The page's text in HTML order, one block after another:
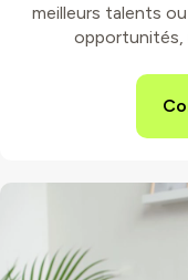
meilleurs talents
opportunités,